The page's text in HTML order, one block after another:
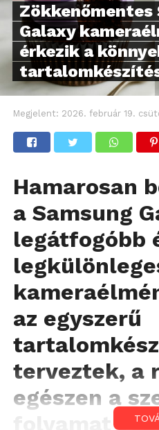
Zökkenőmentes
Galaxy
érkezik a
Megjelent: 2026. február 19.
Hamarosan
a Samsung
legátfogóbb
az egyszerű
terveztek, a
egészen a
folyamat